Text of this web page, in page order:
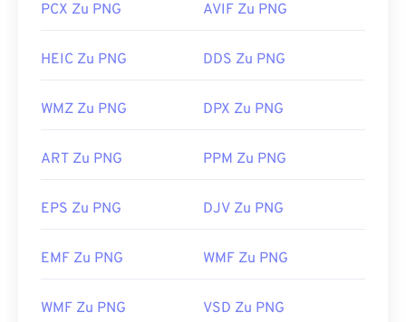
PCX Zu PNG AVIF Zu PNG
HEIC Zu PNG DDS Zu PNG
WMZ Zu PNG DPX Zu PNG
ART Zu PNG PPM Zu PNG
EPS Zu PNG DJV Zu PNG
EMF Zu PNG WMF Zu PNG
WMF Zu PNG VSD Zu PNG